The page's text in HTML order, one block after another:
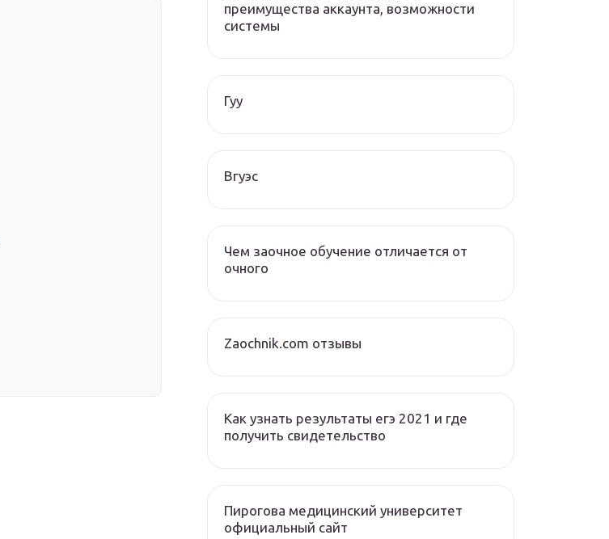
преимущества аккаунта, возможности
системы
Гуу
Вгуэс
Чем заочное обучение отличается от
очного
Zaochnik.com отзывы
Как узнать результаты егэ 2021 и где
получить свидетельство
Пирогова медицинский университет
официальный сайт